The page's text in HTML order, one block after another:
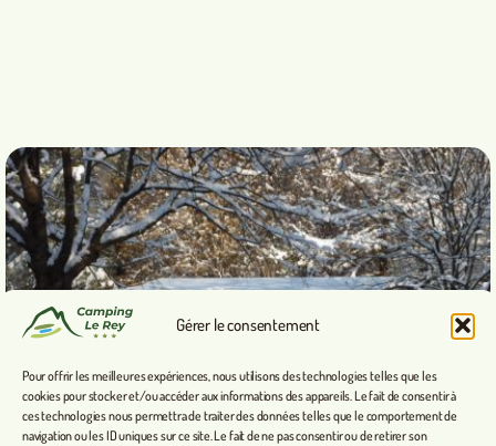
Gérer le consentement
Pour offrir les meilleures expériences, nous utilisons des technologies telles que les
cookies pour stocker et/ou accéder aux informations des appareils. Le fait de consentir à
ces technologies nous permettra de traiter des données telles que le comportement de
navigation ou les ID uniques sur ce site. Le fait de ne pas consentir ou de retirer son